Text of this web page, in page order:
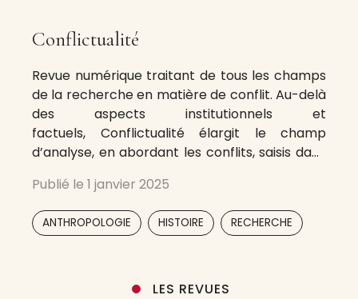
Conflictualité
Revue numérique traitant de tous les champs
de la recherche en matière de conflit. Au-delà
des aspects institutionnels et
factuels, Conflictualité élargit le champ
d’analyse, en abordant les conflits, saisis dans
traitement) et dans leur diversité (conflits
violents, interindividuels, familiaux…). Les
dimensions culturelles et anthropologiques
Publié le 1 janvier 2025
ANTHROPOLOGIE HISTOIRE RECHERCHE
LES REVUES